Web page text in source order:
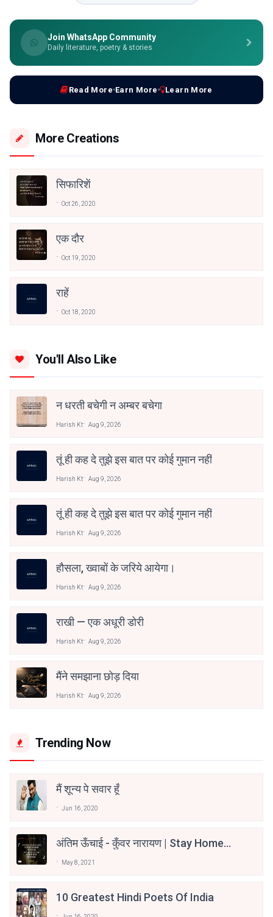
Join WhatsApp Community
Daily literature, poetry & stories
Read More Earn More Learn More
More Creations
सिफारिशें
Oct 26, 2020
एक दौर
Oct 19, 2020
राहें
Oct 18, 2020
You'll Also Like
न धरती बचेगी न अम्बर बचेगा
Harish Kt Aug 9, 2026
तूं ही कह दे तुझे इस बात पर कोई गुमान नहीं
Harish Kt Aug 9, 2026
तूं ही कह दे तुझे इस बात पर कोई गुमान नहीं
Harish Kt Aug 9, 2026
हौसला, ख्वाबों के जरिये आयेगा।
Harish Kt Aug 9, 2026
राखी — एक अधूरी डोरी
Harish Kt Aug 9, 2026
मैंने समझाना छोड़ दिया
Harish Kt Aug 9, 2026
Trending Now
मैं शून्य पे सवार हूँ
Jun 16, 2020
अंतिम ऊँचाई - कुँवर नारायण | Stay Home
May 8, 2021
10 Greatest Hindi Poets Of India